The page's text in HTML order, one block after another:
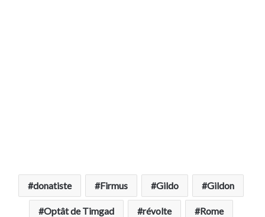
donatiste Firmus Gildo Gildon
Optât de Timgad révolte Rome